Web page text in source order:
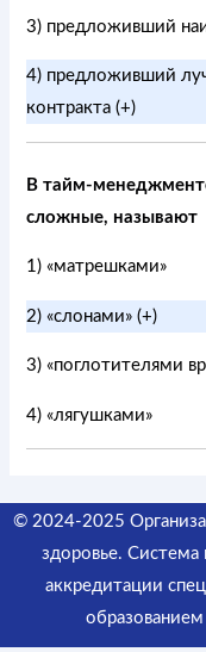
3) предложивший
4) предложивший
контракта (+)
В тайм-
сложные, называют
1) «матрешками»
2) «слонами» (+)
3) «поглотителями
4) «лягушками»
© 2024-2025
здоровье. Система
аккредитации
образованием